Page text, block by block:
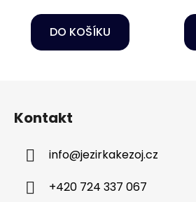
DO KOŠÍKU
Kontakt
info@jezirkakezoj.cz
+420 724 337 067